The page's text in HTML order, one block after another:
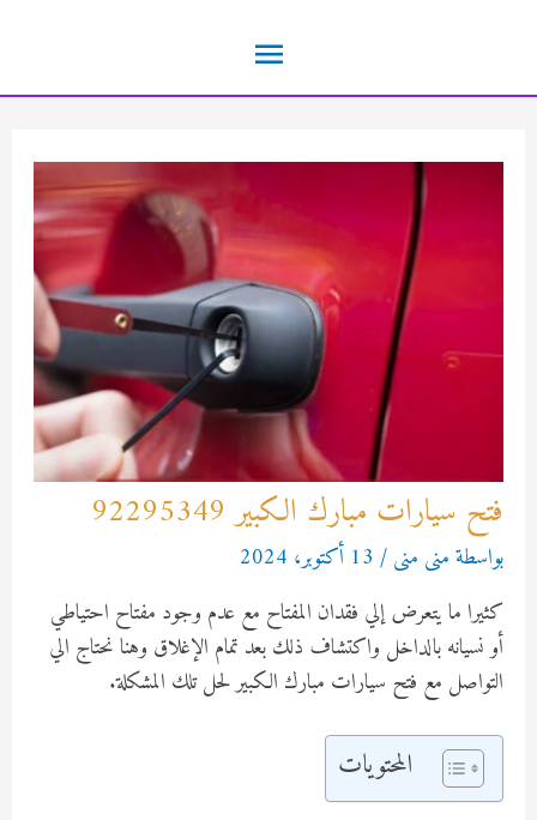
المحتوى
القائمة
الرئيسية
فتح سيارات مبارك الكبير 92295349
بواسطة منى منى/ 13 أكتوبر، 2024
كثيرا ما يتعرض إلي فقدان المفتاح مع عدم وجود مفتاح احتياطي
أو نسيانه بالداخل واكتشاف ذلك بعد تمام الإغلاق وهنا نحتاج الي
التواصل مع فتح سيارات مبارك الكبير لحل تلك المشكلة.
المحتويات